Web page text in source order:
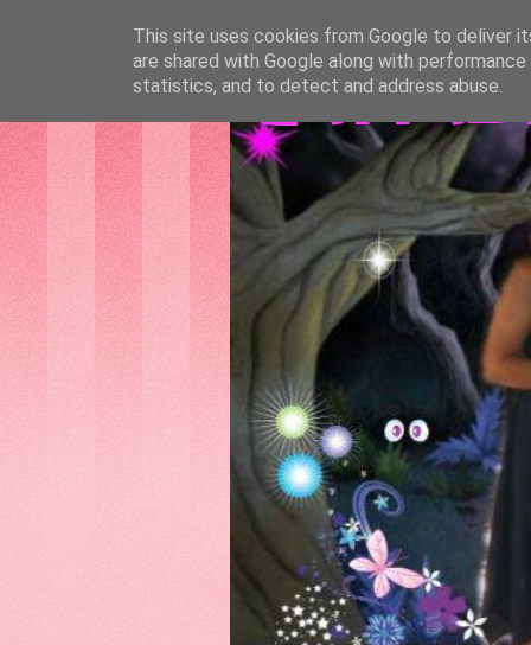
This site uses cookies from Google to deliver
are shared with Google along with
statistics, and to detect and address abuse.